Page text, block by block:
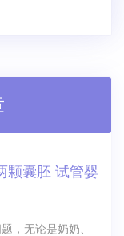
颗囊胚 试管婴
，无论是奶奶、